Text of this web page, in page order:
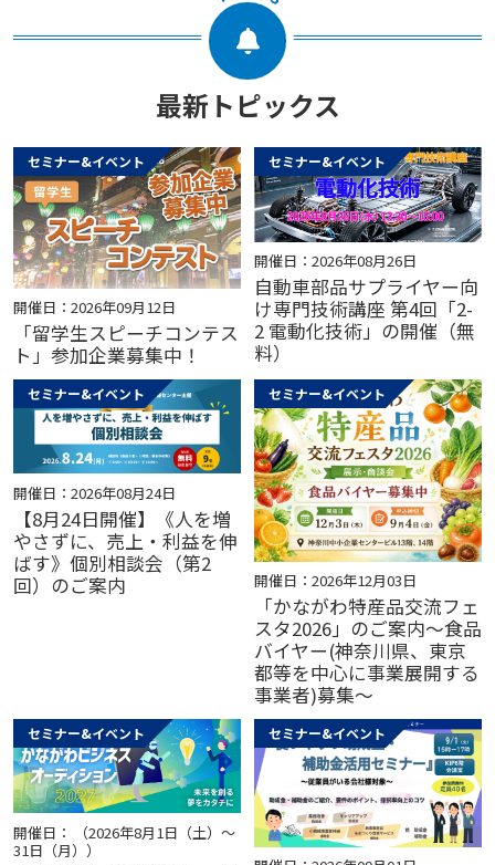
最新トピックス
セミナー&イベント
開催日：2026年09月12日
「留学生スピーチコンテス
ト」参加企業募集中！
セミナー&イベント
開催日：2026年08月26日
自動車部品サプライヤー向
け専門技術講座 第4回「2-
2 電動化技術」の開催（無
料）
セミナー&イベント
開催日：2026年08月24日
【8月24日開催】《人を増
やさずに、売上・利益を伸
ばす》個別相談会（第2
回）のご案内
セミナー&イベント
開催日：2026年12月03日
「かながわ特産品交流フェ
スタ2026」のご案内～食品
バイヤー(神奈川県、東京
都等を中心に事業展開する
事業者)募集～
セミナー&イベント
開催日： （2026年8月1日（土）～
31日（月））
セミナー&イベント